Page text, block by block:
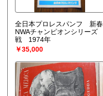
全日本プロレスパンフ 新春
NWAチャンピオンシリーズ
戦 1974年
￥35,000